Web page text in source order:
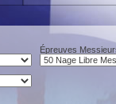
Épreuves